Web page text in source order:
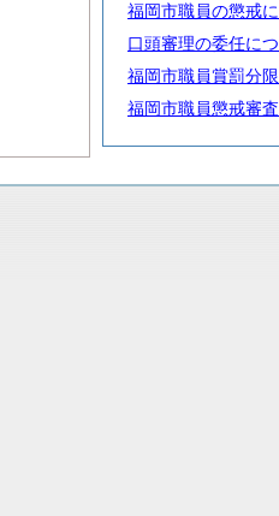
福岡市職員の懲戒
口頭審理の委任に
福岡市職員賞罰分
福岡市職員懲戒審